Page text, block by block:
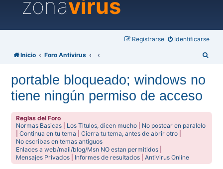
zonavirus
Identificarse
Registrarse
Inicio Foro Antivirus
portable bloqueado; windows no
tiene ningún permiso de acceso
Reglas del Foro
Normas Basicas
Los Titulos, dicen mucho
No postear en paralelo
|Continua en tu tema |Cierra tu tema, antes de abrir otro
No escribas en temas antiguos
Enlaces a web/mail/blog/Msn NO estan permitidos
Mensajes Privados
Informes de resultados |Antivirus Online